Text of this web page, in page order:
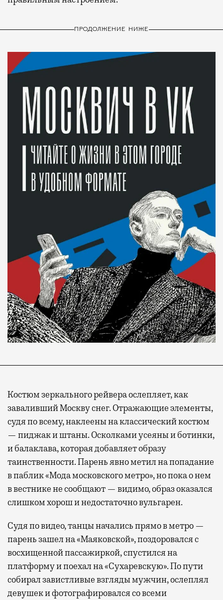
ПРОДОЛЖЕНИЕ НИЖЕ
Костюм зеркального рейвера ослепляет, как
заваливший Москву снег. Отражающие элементы,
судя по всему, наклеены на классический костюм
— пиджак и штаны. Осколками усеяны и ботинки,
и балаклава, которая добавляет образу
таинственности. Парень явно метил на попадание
в паблик «Мода московского метро», но пока о нем
в вестнике не сообщают — видимо, образ оказался
слишком хорош и недостаточно вульгарен.
Судя по видео, танцы начались прямо в метро —
парень зашел на «Маяковской», поздоровался с
восхищенной пассажиркой, спустился на
платформу и поехал на «Сухаревскую». По пути
собирал завистливые взгляды мужчин, ослеплял
девушек и фотографировался со всеми